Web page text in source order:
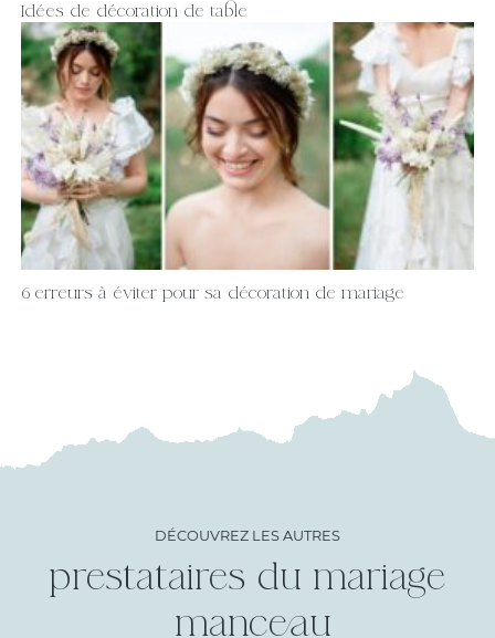
Idées de décoration de table
6 erreurs à éviter pour sa décoration de mariage
DÉCOUVREZ LES AUTRES
prestataires du mariage